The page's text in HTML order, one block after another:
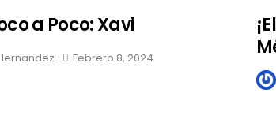
a Poco: Xavi
Febrero 8, 2024